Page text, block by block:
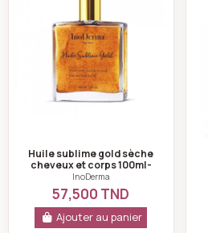
Huile sublime gold sèche
cheveux et corps 100ml-
inoderma
InoDerma
57,500 TND
Ajouter au panier